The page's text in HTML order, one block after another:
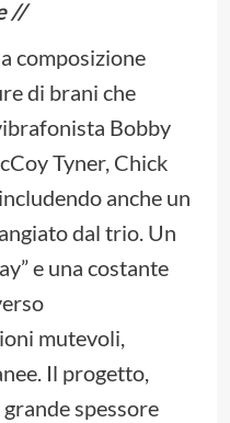
//
composizione
di brani che
Bobby
Tyner, Chick
anche un
dal trio. Un
e una costante
mutevoli,
Il progetto,
spessore